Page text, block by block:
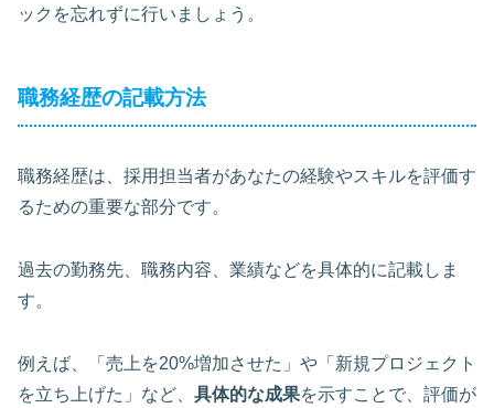
ックを忘れずに行いましょう。
職務経歴の記載方法
職務経歴は、採用担当者があなたの経験やスキルを評価す
るための重要な部分です。
過去の勤務先、職務内容、業績などを具体的に記載しま
す。
例えば、「売上を20%増加させた」や「新規プロジェクト
を立ち上げた」など、 具体的な成果を示すことで、評価が